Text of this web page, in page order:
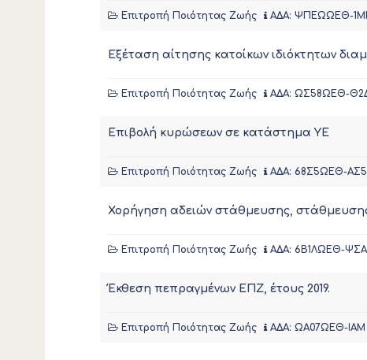
Επιτροπή Ποιότητας Ζωής ΑΔΑ: ΨΠΕΩΩΕΘ-
Εξέταση αίτησης κατοίκων ιδιόκτητων
Επιτροπή Ποιότητας Ζωής ΑΔΑ: ΩΣ58ΩΕΘ-
Επιβολή κυρώσεων σε κατάστημα ΥΕ
Επιτροπή Ποιότητας Ζωής ΑΔΑ: 68Σ5ΩΕΘ-ΑΣ5
Χορήγηση αδειών στάθμευσης,
Επιτροπή Ποιότητας Ζωής ΑΔΑ: 6Β1ΛΩΕΘ-ΨΣΑ
Έκθεση πεπραγμένων ΕΠΖ, έτους 2019.
Επιτροπή Ποιότητας Ζωής ΑΔΑ: ΩΑ07ΩΕΘ-ΙΑΜ